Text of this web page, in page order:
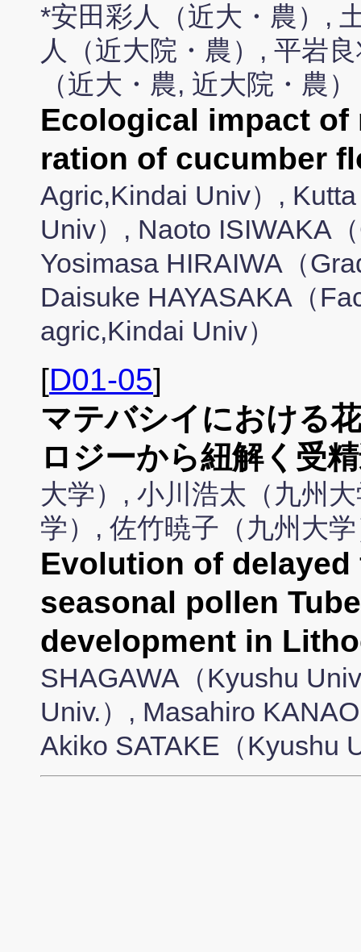
*安田彩人（近大・農）,
人（近大院・農）, 平岩
（近大・農, 近大院・農）
Ecological impact
ration of cucumber
Agric,Kindai Univ）,
Univ）, Naoto ISIWAKA
Yosimasa HIRAIWA（
Daisuke HAYASAKA（
agric,Kindai Univ）
[D01-05]
マテバシイにおける
ロジーから紐解く受
大学）, 小川浩太（九州
学）, 佐竹暁子（九州大
Evolution of
seasonal pollen
development in
SHAGAWA（Kyushu
Univ.）, Masahiro
Akiko SATAKE（Kyushu